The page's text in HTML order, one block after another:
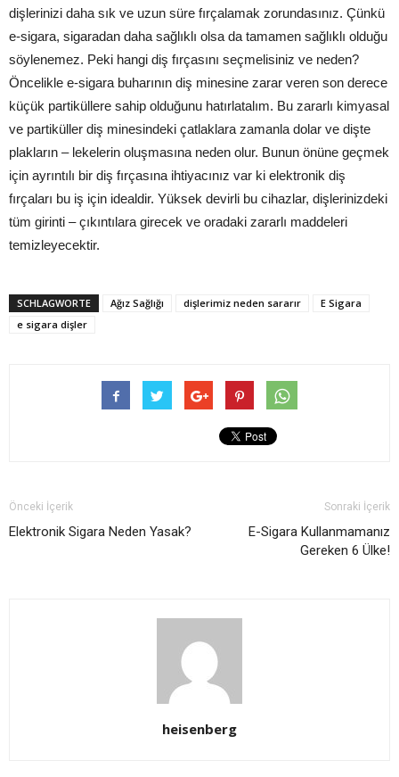
dişlerinizi daha sık ve uzun süre fırçalamak zorundasınız. Çünkü
e-sigara, sigaradan daha sağlıklı olsa da tamamen sağlıklı olduğu
söylenemez. Peki hangi diş fırçasını seçmelisiniz ve neden?
Öncelikle e-sigara buharının diş minesine zarar veren son derece
küçük partiküllere sahip olduğunu hatırlatalım. Bu zararlı kimyasal
ve partiküller diş minesindeki çatlaklara zamanla dolar ve dişte
plakların – lekelerin oluşmasına neden olur. Bunun önüne geçmek
için ayrıntılı bir diş fırçasına ihtiyacınız var ki elektronik diş
fırçaları bu iş için idealdir. Yüksek devirli bu cihazlar, dişlerinizdeki
tüm girinti – çıkıntılara girecek ve oradaki zararlı maddeleri
temizleyecektir.
SCHLAGWORTE Ağız Sağlığı dişlerimiz neden sararır
E Sigara
e sigara dişler
Önceki İçerik
Elektronik Sigara Neden Yasak?
Sonraki İçerik
E-Sigara Kullanmamanız
Gereken 6 Ülke!
heisenberg